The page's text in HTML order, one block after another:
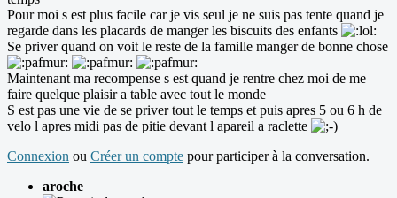
Pour moi s est plus facile car je vis seul je ne suis pas tente quand je
regarde dans les placards de manger les biscuits des enfants
Se priver quand on voit le reste de la famille manger de bonne chose
Maintenant ma recompense s est quand je rentre chez moi de me
faire quelque plaisir a table avec tout le monde
S est pas une vie de se priver tout le temps et puis apres 5 ou 6 h de
velo l apres midi pas de pitie devant l apareil a raclette
Connexion ou Créer un compte pour participer à la conversation.
aroche